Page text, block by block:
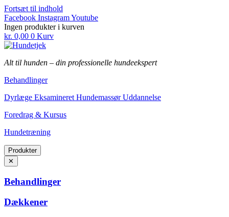
Fortsæt til indhold
Facebook InstagramYoutube
Ingen produkter i kurven
kr. 0,00 0 Kurv
Alt til hunden – din professionelle hundeekspert
Behandlinger
Dyrlæge Eksamineret Hundemassør Uddannelse
Foredrag & Kursus
Hundetræning
Produkter
✕
Behandlinger
Dækkener